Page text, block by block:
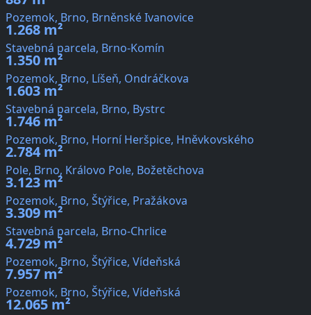
Pozemok, Brno, Brněnské Ivanovice
1.268 m²
Stavebná parcela, Brno-Komín
1.350 m²
Pozemok, Brno, Líšeň, Ondráčkova
1.603 m²
Stavebná parcela, Brno, Bystrc
1.746 m²
Pozemok, Brno, Horní Heršpice, Hněvkovského
2.784 m²
Pole, Brno, Královo Pole, Božetěchova
3.123 m²
Pozemok, Brno, Štýřice, Pražákova
3.309 m²
Stavebná parcela, Brno-Chrlice
4.729 m²
Pozemok, Brno, Štýřice, Vídeňská
7.957 m²
Pozemok, Brno, Štýřice, Vídeňská
12.065 m²